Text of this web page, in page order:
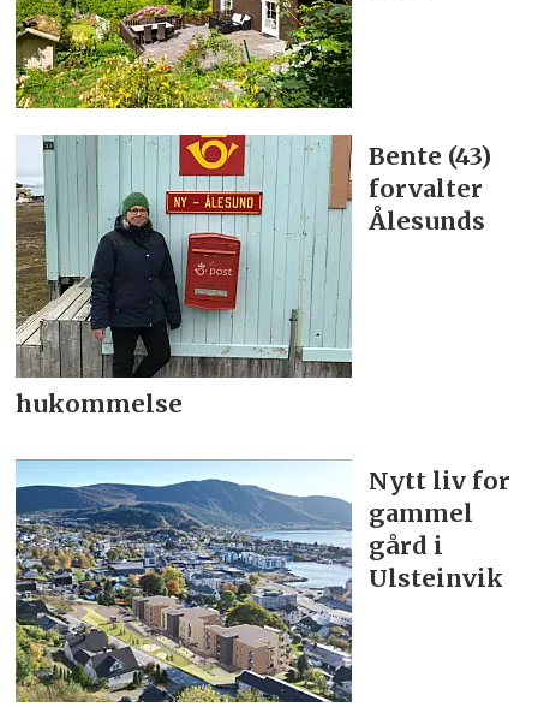
Bente (43)
forvalter
Ålesunds
hukommelse
Nytt liv for
gammel
gård i
Ulsteinvik